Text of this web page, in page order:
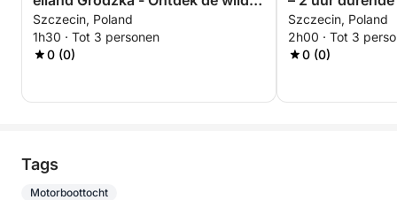
kant van Szczecin
Szczecin, Poland
1h30 · Tot 3 personen
0 (0)
eilandtour
Szczecin, Poland
2h00 · Tot 3
0 (0)
Tags
Motorboottocht